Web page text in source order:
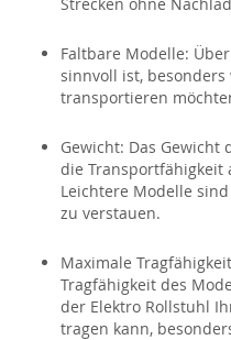
Faltbare Modelle:
sinnvoll ist,
transportieren
Gewicht: Das Gewicht
die Transportfähigkeit
Leichtere Modelle
zu verstauen.
Maximale
Tragfähigkeit des
der Elektro Rollstuhl
tragen kann,